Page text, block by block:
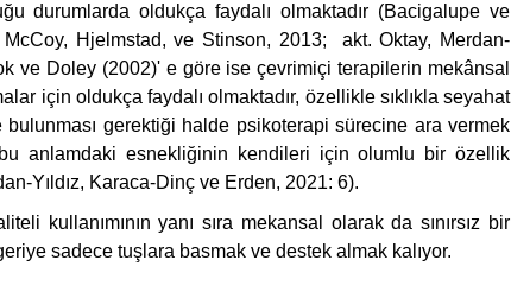
durumlarda oldukça faydalı olmaktadır (Bacigalupe ve
Hjelmstad, ve Stinson, 2013;  akt. Oktay, Merdan-
ve Doley (2002)' e göre ise çevrimiçi terapilerin mekânsal
için oldukça faydalı olmaktadır, özellikle sıklıkla seyahat
gerektiği halde psikoterapi sürecine ara vermek
anlamdaki esnekliğinin kendileri için olumlu bir özellik
Yıldız, Karaca-Dinç ve Erden, 2021: 6).
sadece tuşlara basmak ve destek almak kalıyor.